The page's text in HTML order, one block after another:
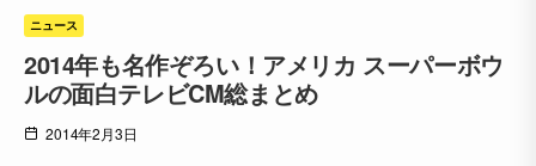
ニュース
2014年も名作ぞろい！アメリカ スーパーボウ
ルの面白テレビCM総まとめ
2014年2月3日